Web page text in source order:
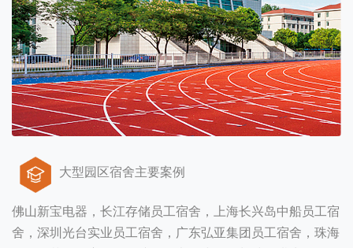
大型园区宿舍主要案例
佛山新宝电器，长江存储员工宿舍，上海长兴岛中船员工宿
舍，深圳光台实业员工宿舍，广东弘亚集团员工宿舍，珠海